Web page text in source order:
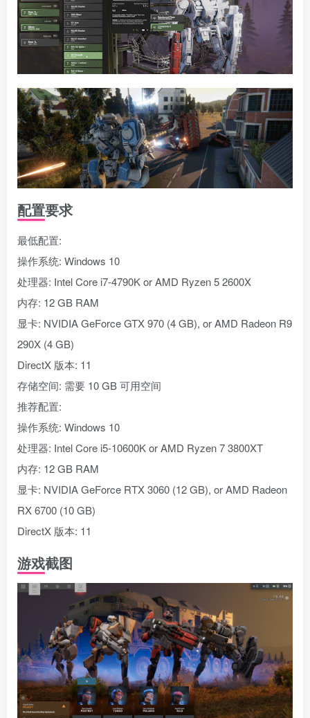
配置要求
最低配置:
操作系统: Windows 10
处理器: Intel Core i7-4790K or AMD Ryzen 5 2600X
内存: 12 GB RAM
显卡: NVIDIA GeForce GTX 970 (4 GB), or AMD Radeon R9
290X (4 GB)
DirectX 版本: 11
存储空间: 需要 10 GB 可用空间
推荐配置:
操作系统: Windows 10
处理器: Intel Core i5-10600K or AMD Ryzen 7 3800XT
内存: 12 GB RAM
显卡: NVIDIA GeForce RTX 3060 (12 GB), or AMD Radeon
RX 6700 (10 GB)
DirectX 版本: 11
游戏截图